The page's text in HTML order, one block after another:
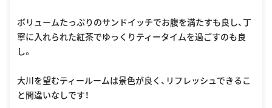
ボリュームたっぷりのサンドイッチでお腹を満たすも良し、丁
寧に入れられた紅茶でゆっくりティータイムを過ごすのも良
し。
大川を望むティールームは景色が良く、リフレッシュできるこ
と間違いなしです！